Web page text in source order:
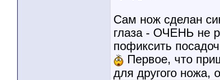
Сам нож сделан
глаза - ОЧЕНЬ не
пофиксить
Первое, что
для другого ножа,